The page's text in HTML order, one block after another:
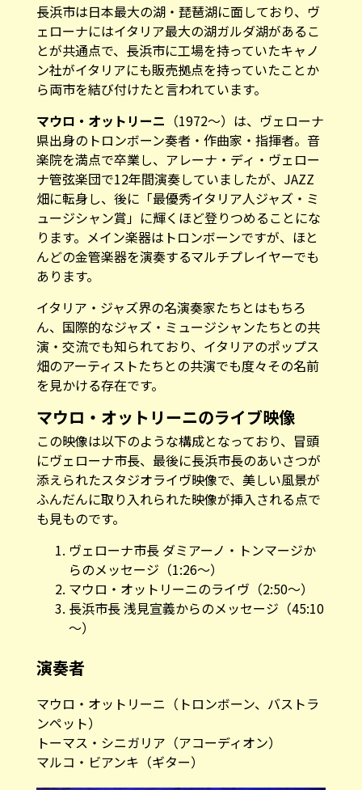
長浜市は日本最大の湖・琵琶湖に面しており、ヴ
ェローナにはイタリア最大の湖ガルダ湖があるこ
とが共通点で、長浜市に工場を持っていたキャノ
ン社がイタリアにも販売拠点を持っていたことか
ら両市を結び付けたと言われています。
マウロ・オットリーニ （1972～）は、ヴェローナ
県出身のトロンボーン奏者・作曲家・指揮者。音
楽院を満点で卒業し、アレーナ・ディ・ヴェロー
ナ管弦楽団で12年間演奏していましたが、JAZZ
畑に転身し、後に「最優秀イタリア人ジャズ・ミ
ュージシャン賞」に輝くほど登りつめることにな
ります。メイン楽器はトロンボーンですが、ほと
んどの金管楽器を演奏するマルチプレイヤーでも
あります。
イタリア・ジャズ界の名演奏家たちとはもちろ
ん、国際的なジャズ・ミュージシャンたちとの共
演・交流でも知られており、イタリアのポップス
畑のアーティストたちとの共演でも度々その名前
を見かける存在です。
マウロ・オットリーニのライブ映像
この映像は以下のような構成となっており、冒頭
にヴェローナ市長、最後に長浜市長のあいさつが
添えられたスタジオライヴ映像で、美しい風景が
ふんだんに取り入れられた映像が挿入される点で
も見ものです。
ヴェローナ市長 ダミアーノ・トンマージか
らのメッセージ（1:26～）
マウロ・オットリーニのライヴ（2:50～）
長浜市長 浅見宣義からのメッセージ（45:10
～）
演奏者
マウロ・オットリーニ（トロンボーン、バストラ
ンペット）
トーマス・シニガリア（アコーディオン）
マルコ・ビアンキ（ギター）